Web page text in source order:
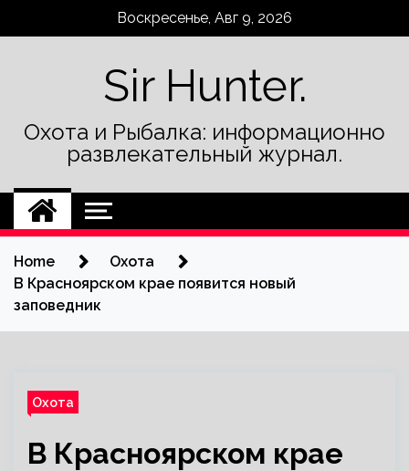
Воскресенье, Авг 9, 2026
Sir Hunter.
Охота и Рыбалка: информационно
развлекательный журнал.
Home
Охота
В Красноярском крае появится новый
заповедник
Охота
В Красноярском крае